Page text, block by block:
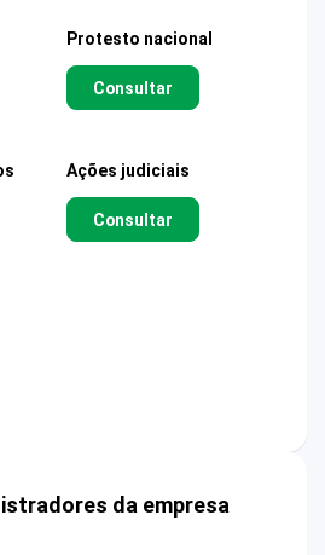
Protesto nacional
Consultar
Ações judiciais
Consultar
da empresa